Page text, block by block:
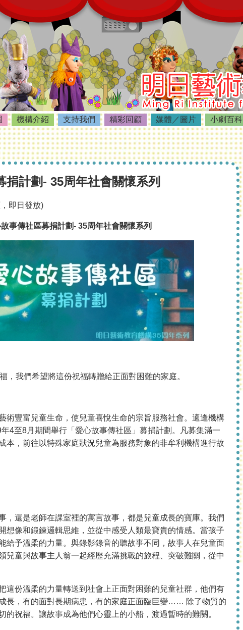
機構介紹 支持我們 精彩回顧 媒體／圖片 小劇百科
捐計劃- 35周年社會關懷系列
即日發放)
事傳社區募捐計劃- 35周年社會關懷系列
，我們希望將這份祝福轉贈給正面對困難的家庭。
術豐富兒童生命，使兒童喜悅生命的宗旨服務社會。適逢機構
4至8月期間舉行「愛心故事傳社區」募捐計劃。凡募集滿一
本，前往以特殊家庭狀況兒童為服務對象的非牟利機構進行故
，還是老師在課室裡的寓言故事，都是兒童成長的寶庫。我們
想像和鍛鍊邏輯思維，並從中感受人類最寶貴的情感。當孩子
給予溫柔的力量。與錄影錄音的聽故事不同，故事人在兒童面
兒童與故事主人翁一起經歷充滿挑戰的旅程、突破難關，從中
這份溫柔的力量轉送到社會上正面對困難的兒童社群，他們有
長，有的面對長期病患，有的家庭正面臨巨變…… 除了物質的
的祝福。讓故事成為他們心靈上的小船，渡過暫時的難關。